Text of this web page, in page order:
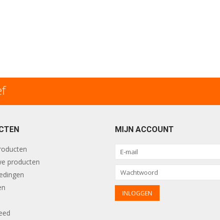
producten
MIJN ACCOUNT